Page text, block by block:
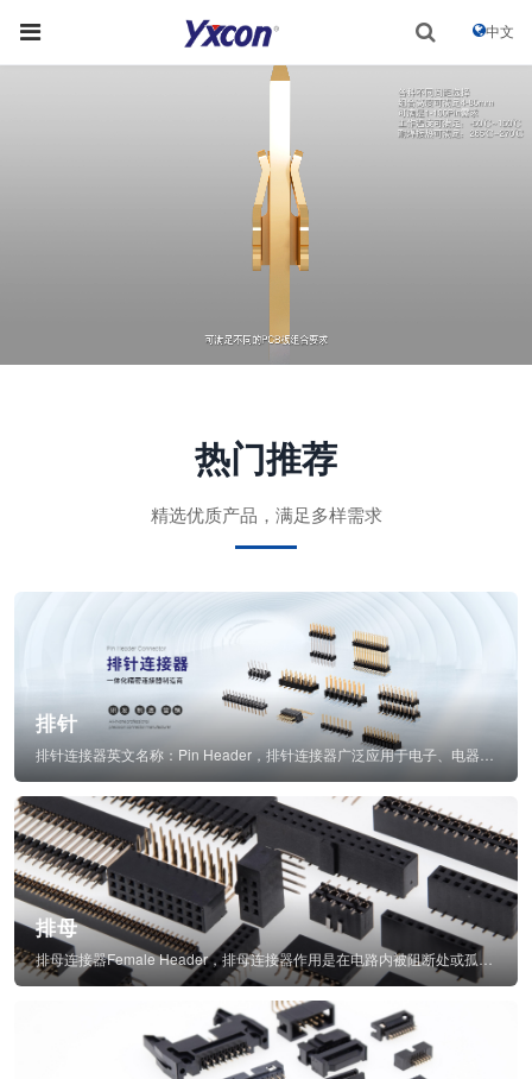
中文
热门推荐
精选优质产品，满足多样需求
排针
排母
排母连接器Female Header，排母连接器作用是在电路内被阻断处或孤立不通...